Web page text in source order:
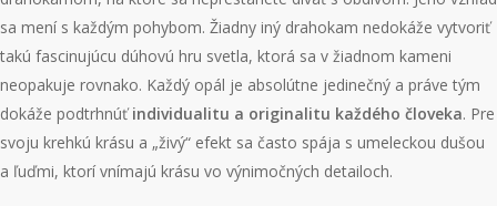
sa mení s každým pohybom. Žiadny iný drahokam nedokáže vytvoriť
takú fascinujúcu dúhovú hru svetla, ktorá sa v žiadnom kameni
neopakuje rovnako. Každý opál je absolútne jedinečný a práve tým
dokáže podtrhnúťindividualitu a originalitu každého človeka. Pre
svoju krehkú krásu a „živý“ efekt sa často spája s umeleckou dušou
a ľuďmi, ktorí vnímajú krásu vo výnimočných detailoch.